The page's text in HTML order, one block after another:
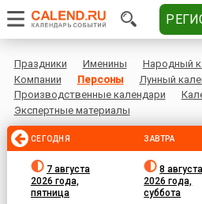
Праздники Именины Народный
Компании
Персоны
Лунный
Производственные календари
Экспертные материалы
СЕГОДНЯ
7 августа
2026 года,
пятница
ЗАВТРА
8 августа
2026 года,
суббота